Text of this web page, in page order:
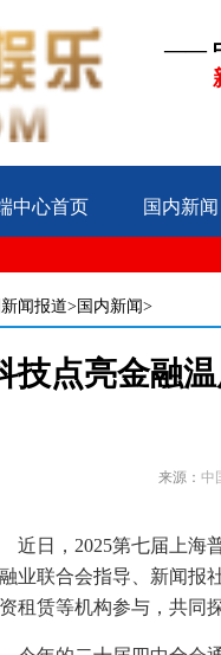
——
中心首页 国内新闻
闻报道>国内新闻>
技点亮金融
来源： 中
近日，2025第七届上海
业联合会指导、新闻报
租赁等机构参与，共同